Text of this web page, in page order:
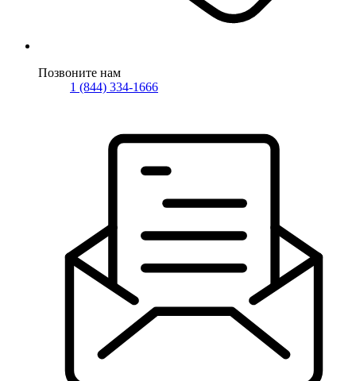
Позвоните нам
1 (844) 334-1666